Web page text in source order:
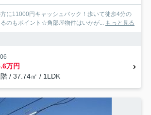
に11000円キャッシュバック！歩いて徒歩4分の
のもポイント☆角部屋物件はいかが... もっと見る
万円
/ 37.74㎡ / 1LDK